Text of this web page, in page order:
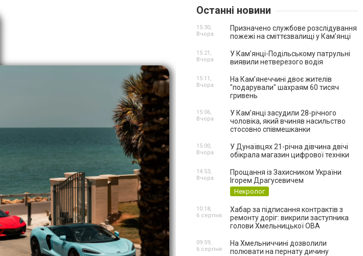
Останні новини
Призначено службове розслідування
пожежі на сміттєзвалищі у Кам’янці
15:30,
Вчора
У Кам’янці-Подільському патрульні
виявили нетверезого водія
15:21,
Вчора
На Камʼянеччині двоє жителів
"подарували" шахраям 60 тисяч
гривень
15:11,
Вчора
У Камʼянці засудили 28-річного
чоловіка, який вчиняв насильство
стосовно співмешканки
15:06,
Вчора
У Дунаївцях 21-річна дівчина двічі
обікрала магазин цифрової техніки
15:00,
Вчора
Прощання із Захисником України
Ігорем Драгусевичем
Некролог
14:53,
Вчора
Хабар за підписання контрактів з
ремонту доріг: викрили заступника
голови Хмельницької ОВА
10:18,
6 серпня
На Хмельниччині дозволили
полювати на пернату дичину
09:59,
6 серпня